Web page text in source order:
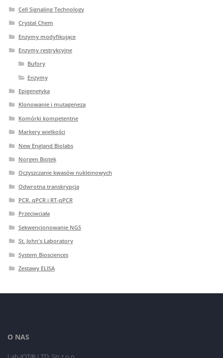
Cell Signaling Technology
Crystal Chem
Enzymy modyfikujące
Enzymy restrykcyjne
Bufory
Enzymy
Epigenetyka
Klonowanie i mutageneza
Komórki kompetentne
Markery wielkości
New England Biolabs
Norgen Biotek
Oczyszczanie kwasów nukleinowych
Odwrotna transkrypcja
PCR. qPCR i RT-qPCR
Przeciwciała
Sekwencjonowanie NGS
St. John's Laboratory
System Biosciences
Zestawy ELISA
O NAS